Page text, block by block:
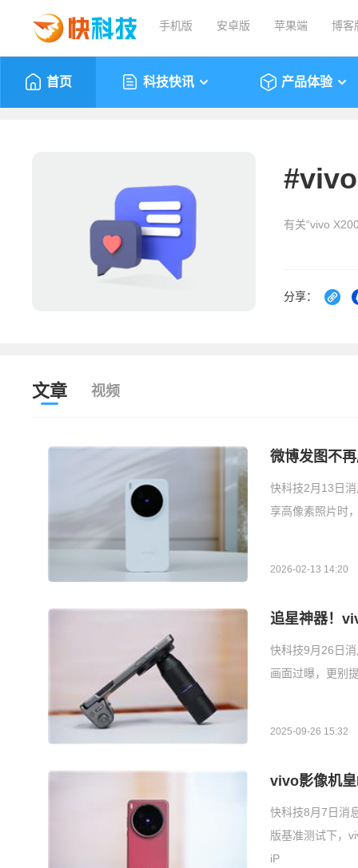
手机版 安卓版 苹果端 博客
首页 科技快讯 产品体验
#
有关“vivo
分享：
文章 视频
微博发图不
快科技2月13日
享高像素照片时
2026-02-13 14:20
追星神器！
快科技9月26日
画面过曝，更别
2025-09-26 15:32
vivo影像机
快科技8月7日消
版基准测试下，
iP